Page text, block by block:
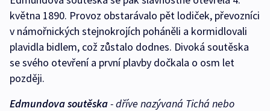
května 1890. Provoz obstarávalo pět lodiček, převozníci
v námořnických stejnokrojích poháněli a kormidlovali
plavidla bidlem, což zůstalo dodnes. Divoká soutěska
se svého otevření a první plavby dočkala o osm let
později.
Edmundova soutěska- dříve nazývaná Tichá nebo